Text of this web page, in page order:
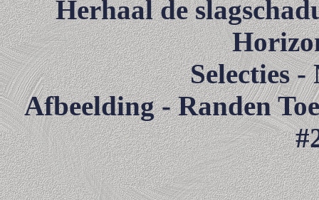
Herhaal de
Selecties -
Afbeelding - Randen